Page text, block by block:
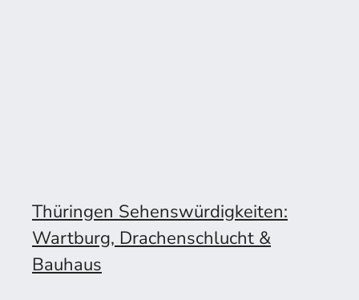
Thüringen Sehenswürdigkeiten:
Wartburg, Drachenschlucht &
Bauhaus